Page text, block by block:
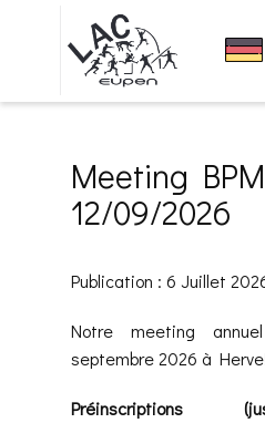
Accueil
News
club
Meeting
12/09/2026
Publication : 6 Juillet
Notre meeting
septembre 2026 à
Préinscriptions